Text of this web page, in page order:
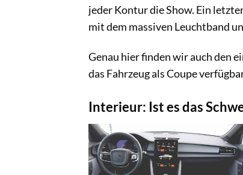
jeder Kontur die Show. Ein
mit dem massiven Leuchtband
Genau hier finden wir auch den
das Fahrzeug als Coupe
Interieur: Ist es das